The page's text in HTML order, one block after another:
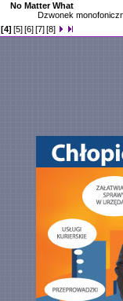
No Matter What
Dzwonek
[4] [5][6][7][8]